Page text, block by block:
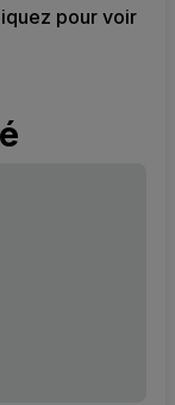
pour voir